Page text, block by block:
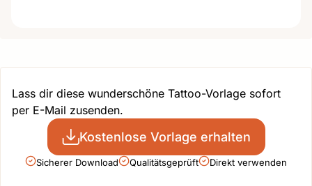
Lass dir diese wunderschöne Tattoo-Vorlage sofort
per E-Mail zusenden.
Kostenlose Vorlage erhalten
Sicherer Download Qualitätsgeprüft Direkt verwenden